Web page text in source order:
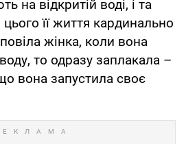
на відкритій воді, і та
її життя кардинально
жінка, коли вона
то одразу заплакала –
вона запустила своє